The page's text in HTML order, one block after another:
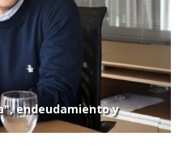
endeudamiento y